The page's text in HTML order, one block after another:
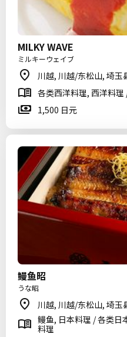
MILKY WAVE
ミルキーウェイブ
川越, 川越/东松山, 埼玉
各类西洋料理, 西洋料
1,500 日元
鳗鱼昭
うな昭
川越, 川越/东松山, 埼玉
鳗鱼, 日本料理 / 各类日
料理